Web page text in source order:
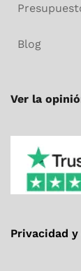
Blog
Ver la
Privacidad